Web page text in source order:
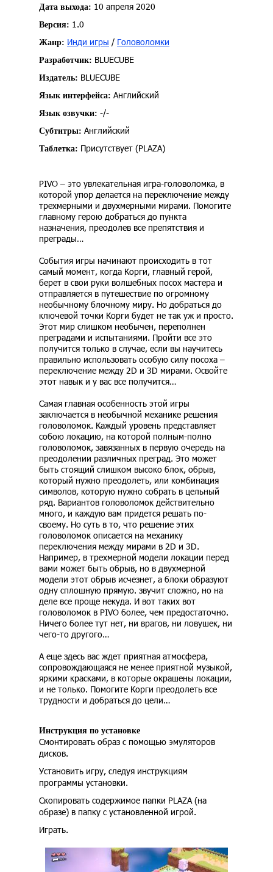
Дата выхода: 10 апреля 2020
Версия: 1.0
Жанр: Инди игры / Головоломки
Разработчик: BLUECUBE
Издатель: BLUECUBE
Язык интерфейса: Английский
Язык озвучки: -/-
Субтитры: Английский
Таблетка: Присутствует (PLAZA)
PIVO – это увлекательная игра-головоломка, в
которой упор делается на переключение между
трехмерными и двухмерными мирами. Помогите
главному герою добраться до пункта
назначения, преодолев все препятствия и
преграды…
События игры начинают происходить в тот
самый момент, когда Корги, главный герой,
берет в свои руки волшебных посох мастера и
отправляется в путешествие по огромному
необычному блочному миру. Но добраться до
ключевой точки Корги будет не так уж и просто.
Этот мир слишком необычен, переполнен
преградами и испытаниями. Пройти все это
получится только в случае, если вы научитесь
правильно использовать особую силу посоха –
переключение между 2D и 3D мирами. Освойте
этот навык и у вас все получится…
Самая главная особенность этой игры
заключается в необычной механике решения
головоломок. Каждый уровень представляет
собою локацию, на которой полным-полно
головоломок, завязанных в первую очередь на
преодолении различных преград. Это может
быть стоящий слишком высоко блок, обрыв,
который нужно преодолеть, или комбинация
символов, которую нужно собрать в цельный
ряд. Вариантов головоломок действительно
много, и каждую вам придется решать по-
своему. Но суть в то, что решение этих
головоломок описается на механику
переключения между мирами в 2D и 3D.
Например, в трехмерной модели локации перед
вами может быть обрыв, но в двухмерной
модели этот обрыв исчезнет, а блоки образуют
одну сплошную прямую. звучит сложно, но на
деле все проще некуда. И вот таких вот
головоломок в PIVO более, чем предостаточно.
Ничего более тут нет, ни врагов, ни ловушек, ни
чего-то другого…
А еще здесь вас ждет приятная атмосфера,
сопровождающаяся не менее приятной музыкой,
яркими красками, в которые окрашены локации,
и не только. Помогите Корги преодолеть все
трудности и добраться до цели…
Инструкция по установке
Смонтировать образ с помощью эмуляторов
дисков.
Установить игру, следуя инструкциям
программы установки.
Скопировать содержимое папки PLAZA (на
образе) в папку с установленной игрой.
Играть.